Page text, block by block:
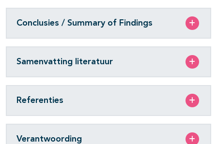
open- en dichtklappen
Conclusies / Summary of Findings
Samenvatting literatuur
Referenties
Verantwoording